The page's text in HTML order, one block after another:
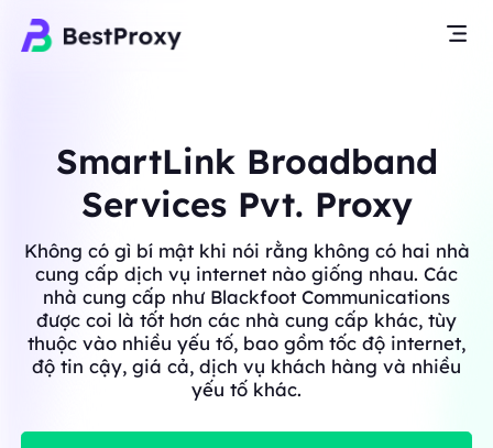
SmartLink Broadband
Services Pvt. Proxy
Không có gì bí mật khi nói rằng không có hai nhà
cung cấp dịch vụ internet nào giống nhau. Các
nhà cung cấp như Blackfoot Communications
được coi là tốt hơn các nhà cung cấp khác, tùy
thuộc vào nhiều yếu tố, bao gồm tốc độ internet,
độ tin cậy, giá cả, dịch vụ khách hàng và nhiều
yếu tố khác.